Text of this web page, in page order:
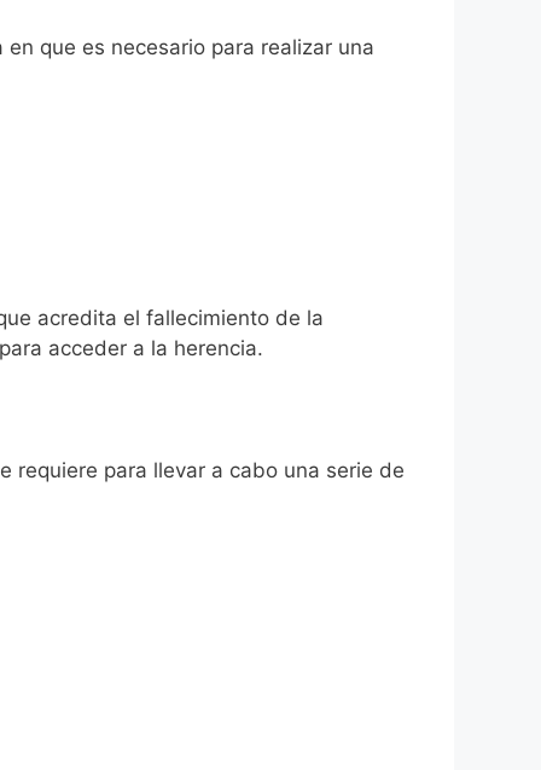
que es necesario para realizar una
acredita el fallecimiento de la
acceder a la herencia.
requiere para llevar a cabo una serie de